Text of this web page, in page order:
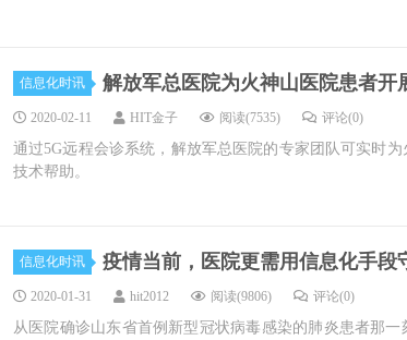
信息化时讯 解放军总医院为火神山医院患者开
2020-02-11 HIT金子 阅读(7535) 评论(0)
通过5G远程会诊系统，解放军总医院的专家团队可实时
技术帮助。
信息化时讯 疫情当前，医院更需用信息化手段
2020-01-31 hit2012 阅读(9806) 评论(0)
从医院确诊山东省首例新型冠状病毒感染的肺炎患者那